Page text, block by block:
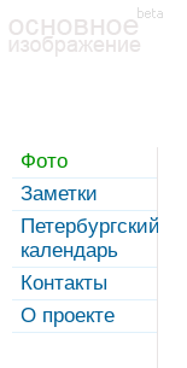
Фото
Заметки
Петербургский
календарь
Контакты
О проекте